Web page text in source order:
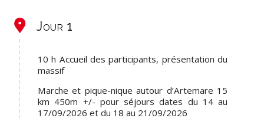
Jour 1
10 h Accueil des participants, présentation du
massif
Marche et pique-nique autour d’Artemare 15
km 450m +/- pour séjours dates du 14 au
17/09/2026 et du 18 au 21/09/2026